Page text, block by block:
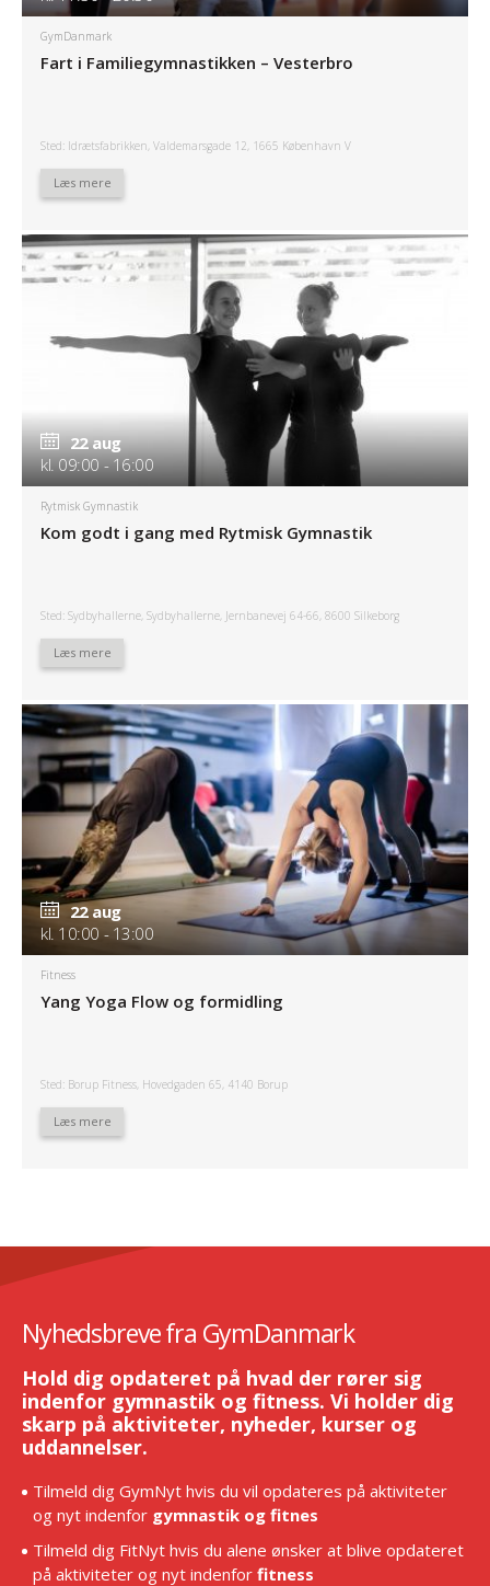
GymDanmark
Fart i Familiegymnastikken – Vesterbro
Sted: Idrætsfabrikken, Valdemarsgade 12, 1665 København V
Læs mere
22 aug
kl. 09:00 - 16:00
Rytmisk Gymnastik
Kom godt i gang med Rytmisk Gymnastik
Sted: Sydbyhallerne, Sydbyhallerne, Jernbanevej 64-66, 8600 Silkeborg
Læs mere
22 aug
kl. 10:00 - 13:00
Fitness
Yang Yoga Flow og formidling
Sted: Borup Fitness, Hovedgaden 65, 4140 Borup
Læs mere
Nyhedsbreve fra GymDanmark
Hold dig opdateret på hvad der rører sig
indenfor gymnastik og fitness. Vi holder dig
skarp på aktiviteter, nyheder, kurser og
uddannelser.
Tilmeld dig GymNyt hvis du vil opdateres på aktiviteter
og nyt indenfor gymnastik og fitnes
Tilmeld dig FitNyt hvis du alene ønsker at blive opdateret
på aktiviteter og nyt indenfor fitness